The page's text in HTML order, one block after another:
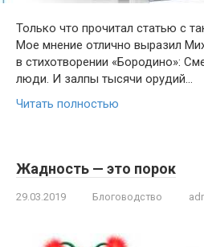
Только что прочитал статью с
Мое мнение отлично выразил
в стихотворении «Бородино»:
люди. И залпы тысячи орудий…
Читать полностью
Жадность — это порок
29.03.2019 Блоговодство